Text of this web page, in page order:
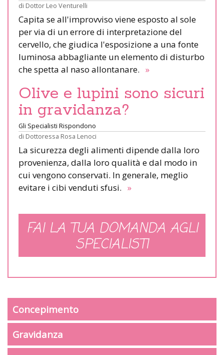
di Dottor Leo Venturelli
Capita se all'improvviso viene esposto al sole
per via di un errore di interpretazione del
cervello, che giudica l'esposizione a una fonte
luminosa abbagliante un elemento di disturbo
che spetta al naso allontanare. »
Olive e lupini sono sicuri
in gravidanza?
Gli Specialisti Rispondono
di Dottoressa Rosa Lenoci
La sicurezza degli alimenti dipende dalla loro
provenienza, dalla loro qualità e dal modo in
cui vengono conservati. In generale, meglio
evitare i cibi venduti sfusi. »
FAI LA TUA DOMANDA AGLI
SPECIALISTI
Concepimento
Gravidanza